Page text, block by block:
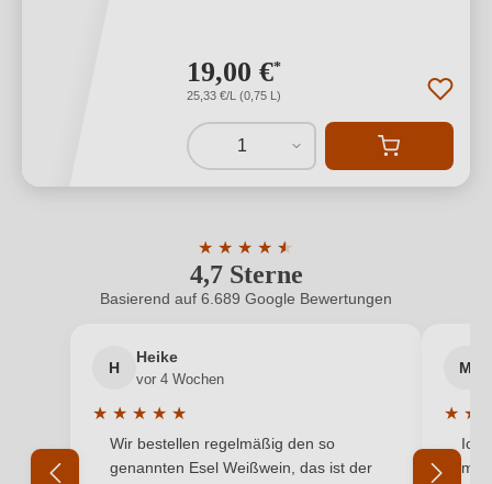
19,00 €*
25,33 €/L (0,75 L)
1
4,7 Sterne
★ ★ ★ ★ ★
★
Durchschnittliche Bewertung von 4.7
Basierend auf 6.689 Google Bewertungen
H
Heike
vor 4 Wochen
★ ★ ★ ★ ★
Durchschnittliche Bewertung von 5 von 5 Sternen
Wir bestellen regelmäßig den so
genannten Esel Weißwein, das ist der
M
★ ★
Ich
mit